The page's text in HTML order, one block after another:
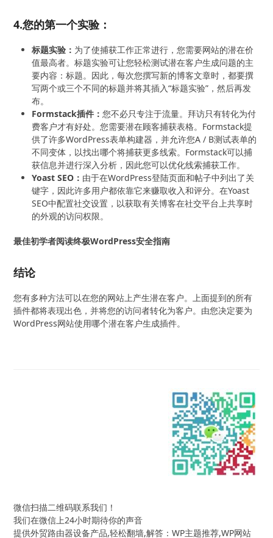
4.您的第一个实验：
标题实验： 为了使捕获工作正常进行，您需要网站的潜在价
值最高者。标题实验可让您轻松测试潜在客户生成问题的主
要内容：标题。因此，每次您撰写新的博客文章时，都要撰
写两个或三个不同的标题并将其插入“标题实验”，然后再发
布。
Formstack插件：您不必只专注于流量。拜访只有转化为付
费客户才有好处。您需要潜在顾客捕获表格。Formstack提
供了许多WordPress表单构建器，并允许您A / B测试表单的
不同变体，以找出哪个将捕获更多线索。Formstack可以捕
获信息并进行深入分析，因此您可以优化线索捕获工作。
Yoast SEO： 由于在WordPress登陆页面和帖子中列出了关
键字，因此许多用户都依靠它来赚取收入和评分。在Yoast
SEO中配置社交设置，以获取有关博客在社交平台上共享时
的外观的访问权限。
最佳初学者阅读终极WordPress安全指南
结论
您有多种方法可以在您的网站上产生潜在客户。上面提到的所有
插件都将表现出色，并将您的访问者转化为客户。由您决定要为
WordPress网站使用哪个潜在客户生成插件。
微信扫描二维码联系我们！
我们在微信上24小时期待你的声音
提供外贸路由器设备产品,轻松翻墙,解答：WP主题推荐,WP网站